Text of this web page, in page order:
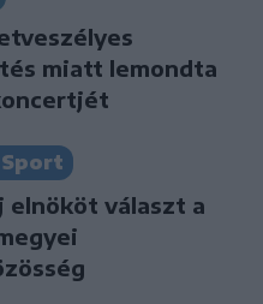
miatt lemondta
elnököt választ a